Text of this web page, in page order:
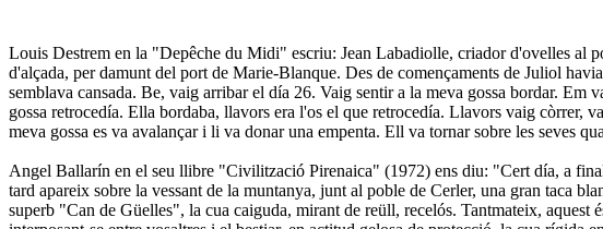
Louis Destrem en la "Depêche du Midi" escriu: Jean Labadiolle, criador d'ovelles al
d'alçada, per damunt del port de Marie-Blanque. Des de començaments de Juliol
semblava cansada. Be, vaig arribar el día 26. Vaig sentir a la meva gossa bordar.
gossa retrocedía. Ella bordaba, llavors era l'os el que retrocedía. Llavors vaig còrrer,
meva gossa es va avalançar i li va donar una empenta. Ell va tornar sobre les seves
Angel Ballarín en el seu llibre "Civilització Pirenaica" (1972) ens diu: "Cert día, a
tard apareix sobre la vessant de la muntanya, junt al poble de Cerler, una gran taca
superb "Can de Güelles", la cua caiguda, mirant de reüll, recelós. Tantmateix,